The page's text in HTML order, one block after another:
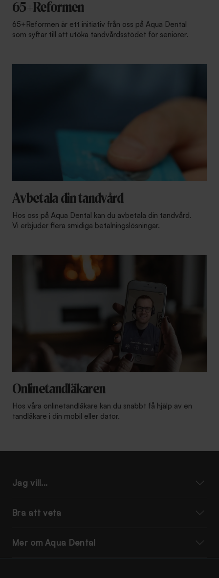
65+Reformen
65+Reformen är ett initiativ från oss på Aqua Dental
som syftar till att utöka tandvårdsstödet för seniorer.
Avbetala din tandvård
Hos oss på Aqua Dental kan du avbetala din tandvård.
Vi erbjuder flera smidiga betalningslösningar.
Onlinetandläkaren
Hos våra onlinetandläkare kan du snabbt få hjälp av en
tandläkare i din mobil eller dator.
Jag vill...
Bra att veta
Mer om Aqua Dental